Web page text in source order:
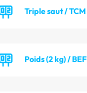
Triple saut / TCM
Poids (2 kg) / BEF